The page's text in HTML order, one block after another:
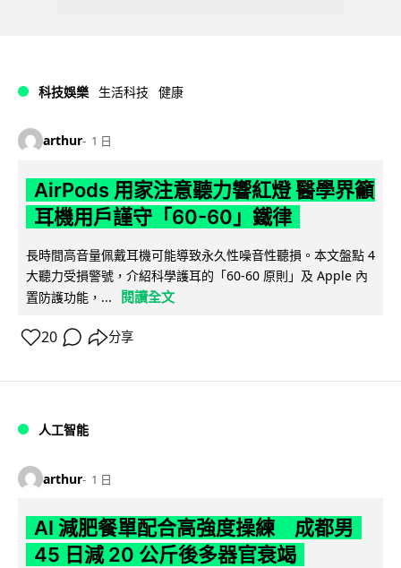
科技娛樂 生活科技 健康
arthur 1 日
AirPods 用家注意聽力響紅燈 醫學界籲
耳機用戶謹守「60-60」鐵律
長時間高音量佩戴耳機可能導致永久性噪音性聽損。本文盤點 4
大聽力受損警號，介紹科學護耳的「60-60 原則」及 Apple 內
置防護功能，...
閱讀全文
20 分享
人工智能
arthur 1 日
AI 減肥餐單配合高強度操練 成都男
45 日減 20 公斤後多器官衰竭